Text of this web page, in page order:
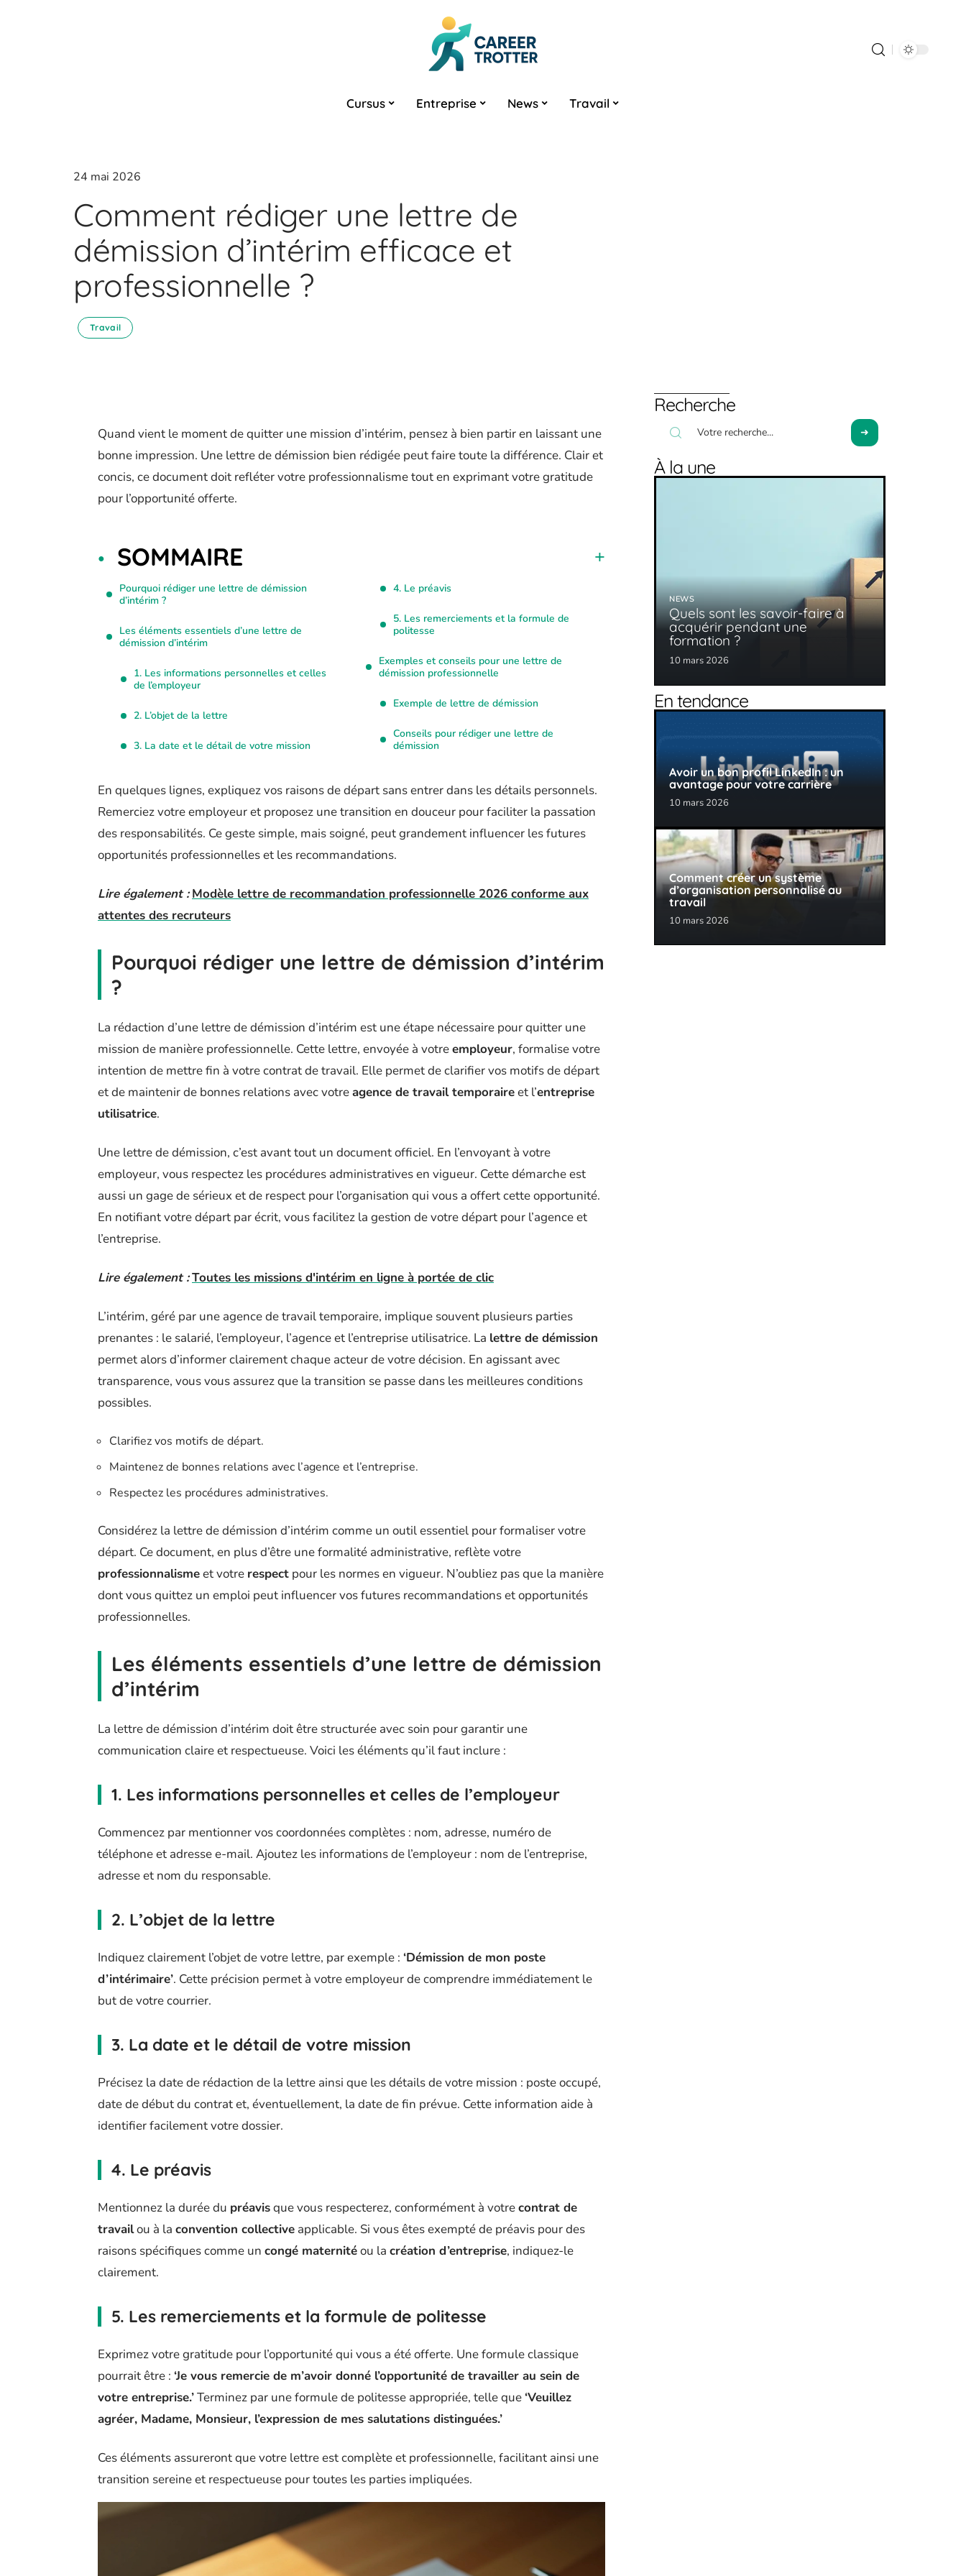
Cursus Entreprise News Travail
24 mai 2026
Comment rédiger une lettre de
démission d’intérim efficace et
professionnelle ?
Travail
Quand vient le moment de quitter une mission d’intérim, pensez à bien partir en laissant une
bonne impression. Une lettre de démission bien rédigée peut faire toute la différence. Clair et
concis, ce document doit refléter votre professionnalisme tout en exprimant votre gratitude
pour l’opportunité offerte.
SOMMAIRE
Pourquoi rédiger une lettre de démission
d’intérim ?
Les éléments essentiels d’une lettre de
démission d’intérim
1. Les informations personnelles et celles
de l’employeur
2. L’objet de la lettre
3. La date et le détail de votre mission
4. Le préavis
5. Les remerciements et la formule de
politesse
Exemples et conseils pour une lettre de
démission professionnelle
Exemple de lettre de démission
Conseils pour rédiger une lettre de
démission
En quelques lignes, expliquez vos raisons de départ sans entrer dans les détails personnels.
Remerciez votre employeur et proposez une transition en douceur pour faciliter la passation
des responsabilités. Ce geste simple, mais soigné, peut grandement influencer les futures
opportunités professionnelles et les recommandations.
Lire également : Modèle lettre de recommandation professionnelle 2026 conforme aux
attentes des recruteurs
Pourquoi rédiger une lettre de démission d’intérim
?
La rédaction d’une lettre de démission d’intérim est une étape nécessaire pour quitter une
mission de manière professionnelle. Cette lettre, envoyée à votreemployeur, formalise votre
intention de mettre fin à votre contrat de travail. Elle permet de clarifier vos motifs de départ
et de maintenir de bonnes relations avec votreagence de travail temporaireet l’entreprise
utilisatrice.
Une lettre de démission, c’est avant tout un document officiel. En l’envoyant à votre
employeur, vous respectez les procédures administratives en vigueur. Cette démarche est
aussi un gage de sérieux et de respect pour l’organisation qui vous a offert cette opportunité.
En notifiant votre départ par écrit, vous facilitez la gestion de votre départ pour l’agence et
l’entreprise.
Lire également :Toutes les missions d'intérim en ligne à portée de clic
L’intérim, géré par une agence de travail temporaire, implique souvent plusieurs parties
prenantes : le salarié, l’employeur, l’agence et l’entreprise utilisatrice. La lettre de démission
permet alors d’informer clairement chaque acteur de votre décision. En agissant avec
transparence, vous vous assurez que la transition se passe dans les meilleures conditions
possibles.
Clarifiez vos motifs de départ.
Maintenez de bonnes relations avec l’agence et l’entreprise.
Respectez les procédures administratives.
Considérez la lettre de démission d’intérim comme un outil essentiel pour formaliser votre
départ. Ce document, en plus d’être une formalité administrative, reflète votre
professionnalismeet votre respect pour les normes en vigueur. N’oubliez pas que la manière
dont vous quittez un emploi peut influencer vos futures recommandations et opportunités
professionnelles.
Les éléments essentiels d’une lettre de démission
d’intérim
La lettre de démission d’intérim doit être structurée avec soin pour garantir une
communication claire et respectueuse. Voici les éléments qu’il faut inclure :
1. Les informations personnelles et celles de l’employeur
Commencez par mentionner vos coordonnées complètes : nom, adresse, numéro de
téléphone et adresse e-mail. Ajoutez les informations de l’employeur : nom de l’entreprise,
adresse et nom du responsable.
2. L’objet de la lettre
Indiquez clairement l’objet de votre lettre, par exemple : ‘Démission de mon poste
d’intérimaire’. Cette précision permet à votre employeur de comprendre immédiatement le
but de votre courrier.
3. La date et le détail de votre mission
Précisez la date de rédaction de la lettre ainsi que les détails de votre mission : poste occupé,
date de début du contrat et, éventuellement, la date de fin prévue. Cette information aide à
identifier facilement votre dossier.
4. Le préavis
Mentionnez la durée du préavisque vous respecterez, conformément à votrecontrat de
travailou à la convention collective applicable. Si vous êtes exempté de préavis pour des
raisons spécifiques comme un congé maternitéou la création d’entreprise, indiquez-le
clairement.
5. Les remerciements et la formule de politesse
Exprimez votre gratitude pour l’opportunité qui vous a été offerte. Une formule classique
pourrait être : ‘Je vous remercie de m’avoir donné l’opportunité de travailler au sein de
votre entreprise.’Terminez par une formule de politesse appropriée, telle que ‘Veuillez
agréer, Madame, Monsieur, l’expression de mes salutations distinguées.’
Ces éléments assureront que votre lettre est complète et professionnelle, facilitant ainsi une
transition sereine et respectueuse pour toutes les parties impliquées.
Recherche
À la une
NEWS
Quels sont les savoir-faire à
acquérir pendant une
formation ?
10 mars 2026
En tendance
Avoir un bon profil LinkedIn : un
avantage pour votre carrière
10 mars 2026
Comment créer un système
d’organisation personnalisé au
travail
10 mars 2026